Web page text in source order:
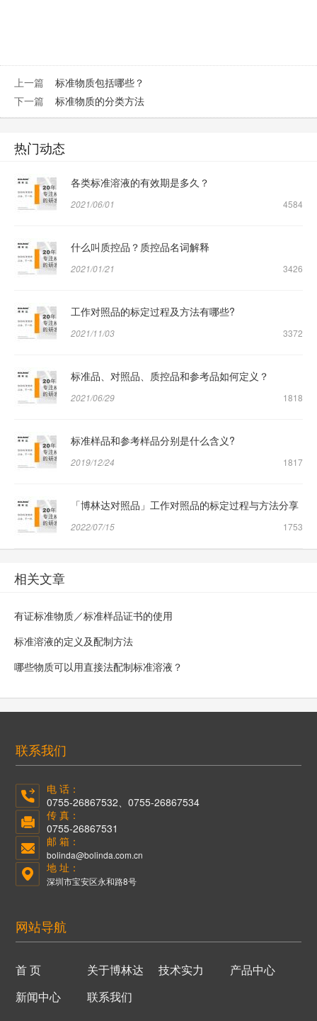
上一篇 标准物质包括哪些？
下一篇 标准物质的分类方法
热门动态
各类标准溶液的有效期是多久？
2021/06/01 4584
什么叫质控品？质控品名词解释
2021/01/21 3426
工作对照品的标定过程及方法有哪些?
2021/11/03 3372
标准品、对照品、质控品和参考品如何定义？
2021/06/29 1818
标准样品和参考样品分别是什么含义?
2019/12/24 1817
「博林达对照品」工作对照品的标定过程与方法分享
2022/07/15 1753
相关文章
有证标准物质／标准样品证书的使用
标准溶液的定义及配制方法
哪些物质可以用直接法配制标准溶液？
联系我们
电 话：
0755-26867532、0755-26867534
传 真：
0755-26867531
邮 箱：
bolinda@bolinda.com.cn
地 址：
深圳市宝安区永和路8号
网站导航
首 页 关于博林达 技术实力
产品中心
新闻中心
联系我们